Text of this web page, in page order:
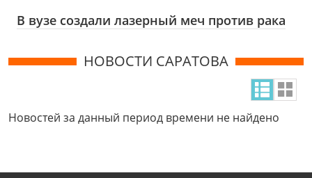
В вузе создали лазерный меч против рака
НОВОСТИ САРАТОВА
Новостей за данный период времени не найдено